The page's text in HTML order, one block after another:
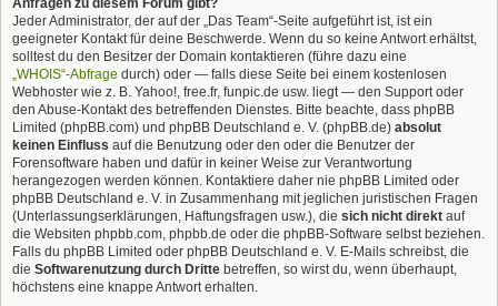
Anfragen zu diesem Forum gibt?
Jeder Administrator, der auf der „Das Team“-Seite aufgeführt ist, ist ein
geeigneter Kontakt für deine Beschwerde. Wenn du so keine Antwort erhältst,
solltest du den Besitzer der Domain kontaktieren (führe dazu eine
„WHOIS“-Abfrage durch) oder — falls diese Seite bei einem kostenlosen
Webhoster wie z. B. Yahoo!, free.fr, funpic.de usw. liegt — den Support oder
den Abuse-Kontakt des betreffenden Dienstes. Bitte beachte, dass phpBB
Limited (phpBB.com) und phpBB Deutschland e. V. (phpBB.de) absolut
keinen Einfluss auf die Benutzung oder den oder die Benutzer der
Forensoftware haben und dafür in keiner Weise zur Verantwortung
herangezogen werden können. Kontaktiere daher nie phpBB Limited oder
phpBB Deutschland e. V. in Zusammenhang mit jeglichen juristischen Fragen
(Unterlassungserklärungen, Haftungsfragen usw.), die sich nicht direkt auf
die Websiten phpbb.com, phpbb.de oder die phpBB-Software selbst beziehen.
Falls du phpBB Limited oder phpBB Deutschland e. V. E-Mails schreibst, die
die Softwarenutzung durch Dritte betreffen, so wirst du, wenn überhaupt,
höchstens eine knappe Antwort erhalten.